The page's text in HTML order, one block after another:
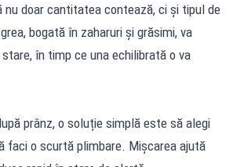
doar cantitatea contează, ci și tipul de
bogată în zaharuri și grăsimi, va
în timp ce una echilibrată o va
prânz, o soluție simplă este să alegi
faci o scurtă plimbare. Mișcarea ajută